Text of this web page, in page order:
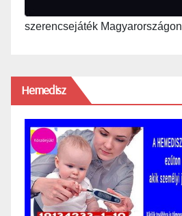
szerencsejáték Magyarországon
Hemedisz